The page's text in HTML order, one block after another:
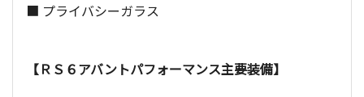
■ プライバシーガラス
【ＲＳ６アバントパフォーマンス主要装備】